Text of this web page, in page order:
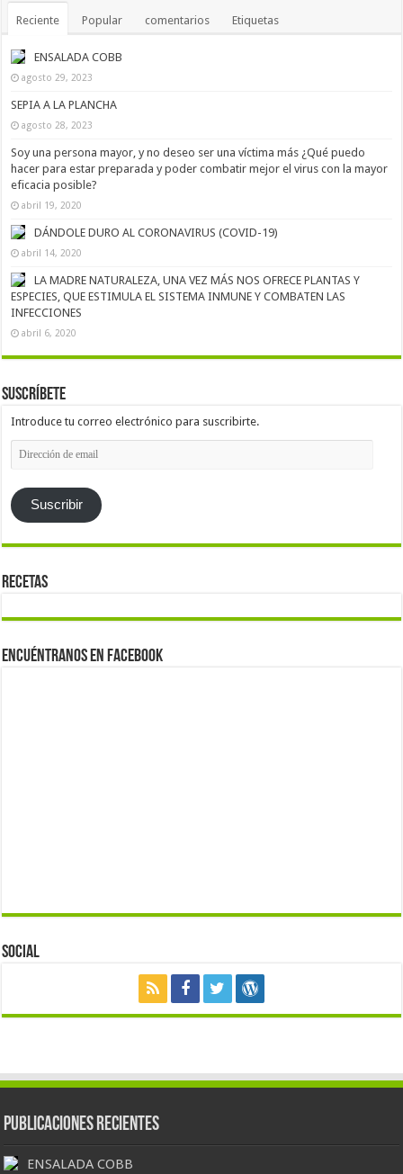
Reciente Popular comentarios Etiquetas
ENSALADA COBB
agosto 29, 2023
SEPIA A LA PLANCHA
agosto 28, 2023
Soy una persona mayor, y no deseo ser una víctima más ¿Qué puedo
hacer para estar preparada y poder combatir mejor el virus con la mayor
eficacia posible?
abril 19, 2020
DÁNDOLE DURO AL CORONAVIRUS (COVID-19)
abril 14, 2020
LA MADRE NATURALEZA, UNA VEZ MÁS NOS OFRECE PLANTAS Y
ESPECIES, QUE ESTIMULA EL SISTEMA INMUNE Y COMBATEN LAS
INFECCIONES
abril 6, 2020
Suscríbete
Introduce tu correo electrónico para suscribirte.
Dirección
de
email
Suscribir
Recetas
Encuéntranos en Facebook
Social
Publicaciones Recientes
ENSALADA COBB